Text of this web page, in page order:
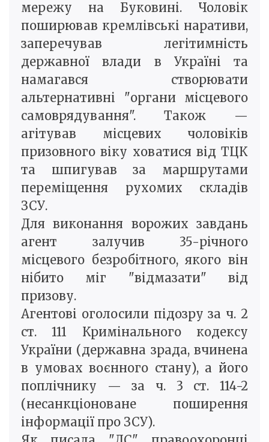
мережу на Буковині. Чоловік
поширював кремлівські наративи,
заперечував легітимність
державної влади в Україні та
намагався створювати
альтернативні "органи місцевого
самоврядування". Також —
агітував місцевих чоловіків
призовного віку ховатися від ТЦК
та шпигував за маршрутами
переміщення рухомих складів
ЗСУ.
Для виконання ворожих завдань
агент залучив 35-річного
місцевого безробітного, якого він
нібито міг "відмазати" від
призову.
Агентові оголосили підозру за ч. 2
ст. 111 Кримінального кодексу
України (державна зрада, вчинена
в умовах воєнного стану), а його
поплічнику — за ч. 3 ст. 114-2
(несанкціоноване поширення
інформації про ЗСУ).